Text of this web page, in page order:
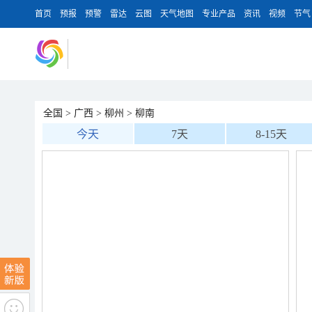
首页 预报 预警 雷达 云图 天气地图 专业产品 资讯 视频 节气
全国 > 广西 > 柳州 > 柳南
今天 7天 8-15天